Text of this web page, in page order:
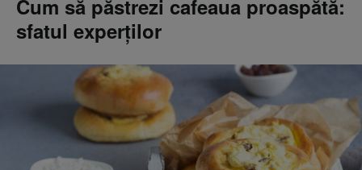
Cum să păstrezi cafeaua proaspătă:
sfatul experților